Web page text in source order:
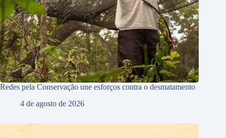
Redes pela Conservação une esforços contra o desmatamento
4 de agosto de 2026